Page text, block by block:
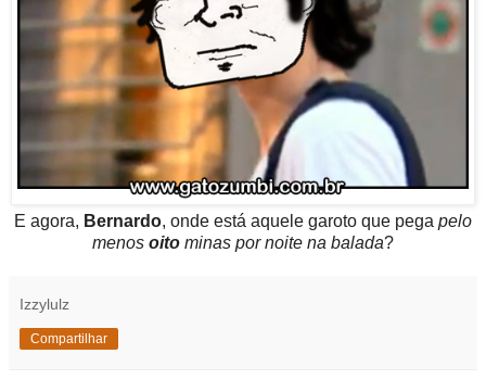
E agora, Bernardo, onde está aquele garoto que pega pelo
menos oito minas por noite na balada?
Izzylulz
Compartilhar